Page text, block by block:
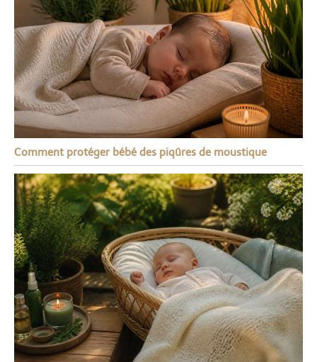
Comment protéger bébé des piqûres de moustique